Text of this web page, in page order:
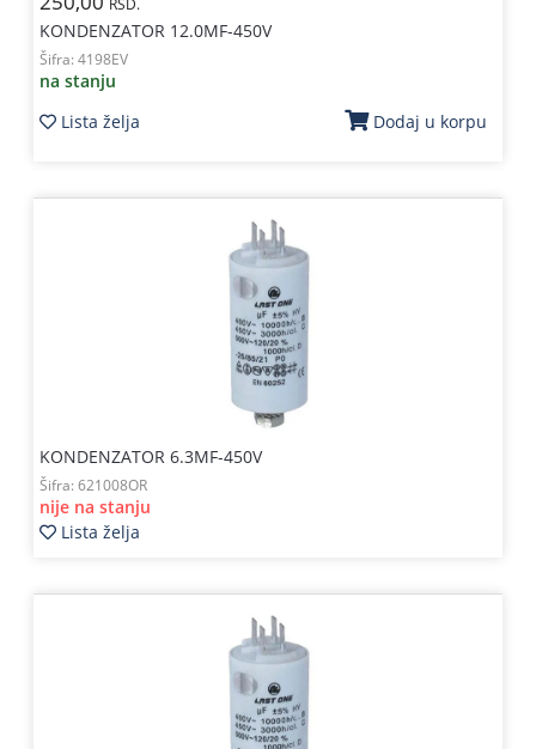
KONDENZATOR 12.0MF-450V
Šifra: 4198EV
na stanju
Lista želja
Dodaj u korpu
KONDENZATOR 6.3MF-450V
Šifra: 621008OR
nije na stanju
Lista želja